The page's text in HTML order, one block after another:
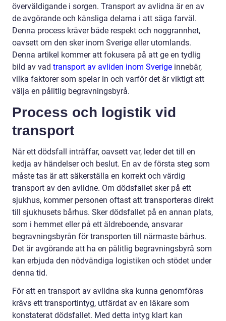
överväldigande i sorgen. Transport av avlidna är en av
de avgörande och känsliga delarna i att säga farväl.
Denna process kräver både respekt och noggrannhet,
oavsett om den sker inom Sverige eller utomlands.
Denna artikel kommer att fokusera på att ge en tydlig
bild av vad transport av avliden inom Sverige innebär,
vilka faktorer som spelar in och varför det är viktigt att
välja en pålitlig begravningsbyrå.
Process och logistik vid
transport
När ett dödsfall inträffar, oavsett var, leder det till en
kedja av händelser och beslut. En av de första steg som
måste tas är att säkerställa en korrekt och värdig
transport av den avlidne. Om dödsfallet sker på ett
sjukhus, kommer personen oftast att transporteras direkt
till sjukhusets bårhus. Sker dödsfallet på en annan plats,
som i hemmet eller på ett äldreboende, ansvarar
begravningsbyrån för transporten till närmaste bårhus.
Det är avgörande att ha en pålitlig begravningsbyrå som
kan erbjuda den nödvändiga logistiken och stödet under
denna tid.
För att en transport av avlidna ska kunna genomföras
krävs ett transportintyg, utfärdat av en läkare som
konstaterat dödsfallet. Med detta intyg klart kan